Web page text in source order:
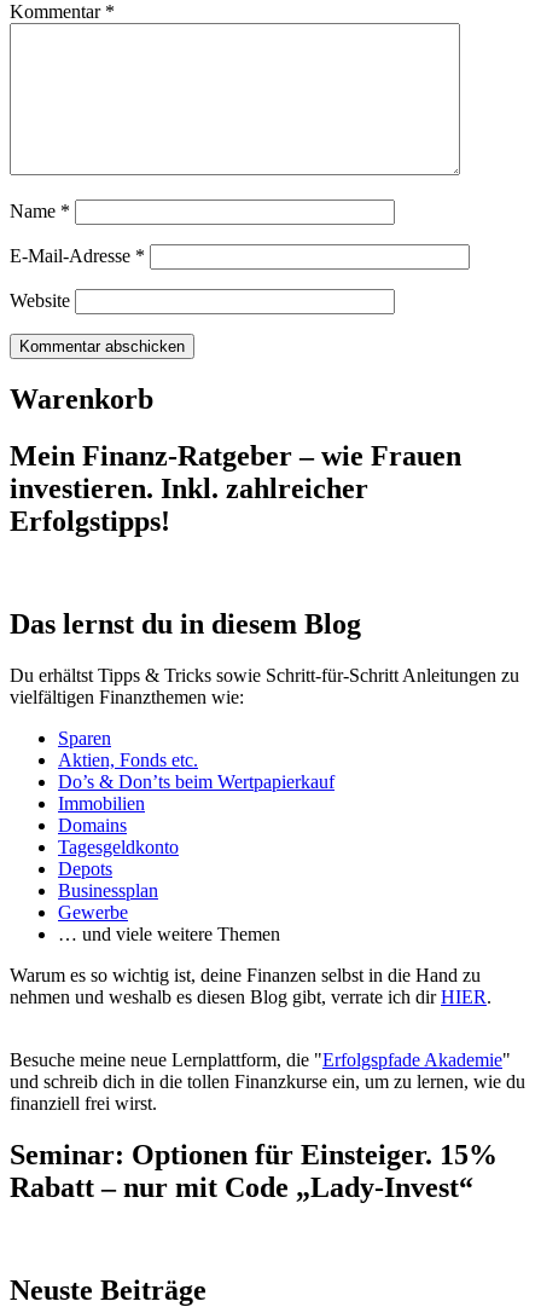
Kommentar *
Name *
E-Mail-Adresse *
Website
Warenkorb
Mein Finanz-Ratgeber – wie Frauen
investieren. Inkl. zahlreicher
Erfolgstipps!
Das lernst du in diesem Blog
Du erhältst Tipps & Tricks sowie Schritt-für-Schritt Anleitungen zu
vielfältigen Finanzthemen wie:
Sparen
Aktien, Fonds etc.
Do’s & Don’ts beim Wertpapierkauf
Immobilien
Domains
Tagesgeldkonto
Depots
Businessplan
Gewerbe
… und viele weitere Themen
Warum es so wichtig ist, deine Finanzen selbst in die Hand zu
nehmen und weshalb es diesen Blog gibt, verrate ich dirHIER.
Besuche meine neue Lernplattform, die "Erfolgspfade Akademie"
und schreib dich in die tollen Finanzkurse ein, um zu lernen, wie du
finanziell frei wirst.
Seminar: Optionen für Einsteiger. 15%
Rabatt – nur mit Code „Lady-Invest“
Neuste Beiträge